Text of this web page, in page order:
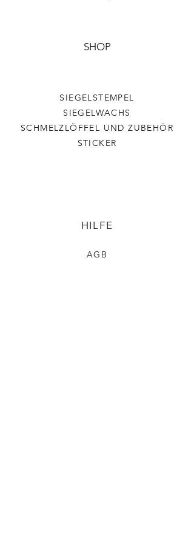
SHOP
SIEGELSTEMPEL
SIEGELWACHS
SCHMELZLÖFFEL UND ZUBEHÖR
STICKER
HILFE
AGB